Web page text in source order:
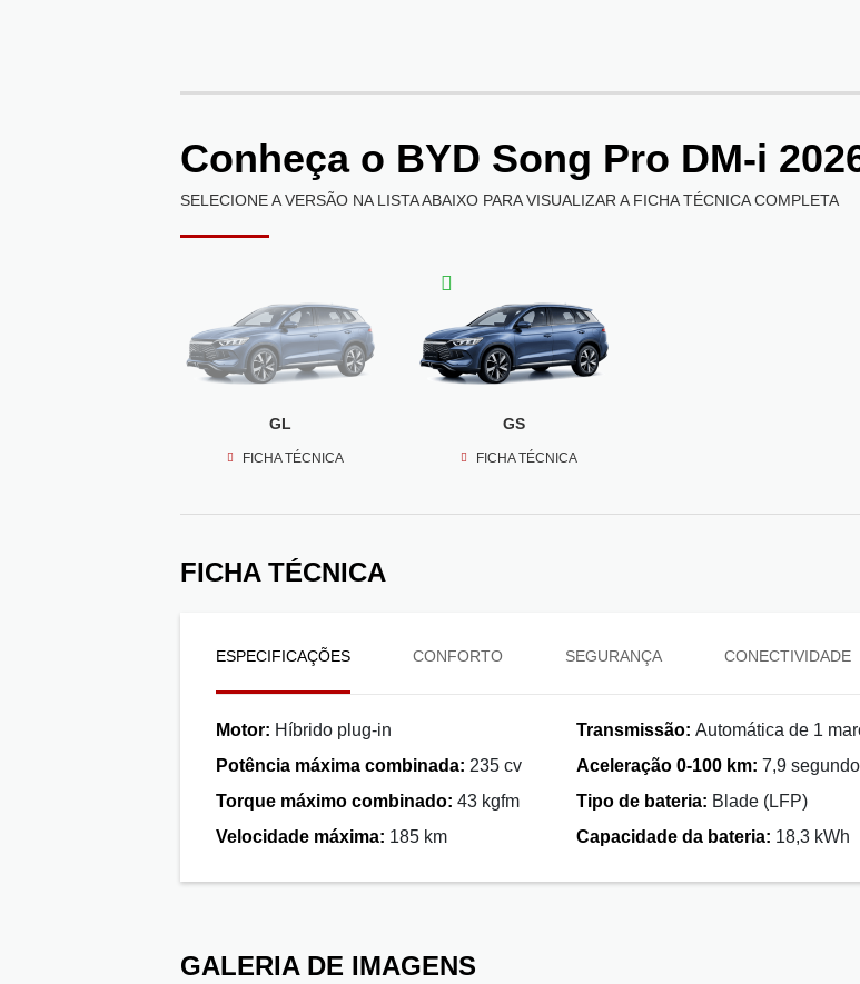
Conheça o BYD Song Pro DM-i
SELECIONE A VERSÃO NA LISTA ABAIXO PARA VISUALIZAR A FICHA TÉCNICA COMPLETA
GL
FICHA TÉCNICA
GS
FICHA TÉCNICA
FICHA TÉCNICA
ESPECIFICAÇÕES CONFORTO SEGURANÇA CONECTIVIDADE
Motor: Híbrido plug-in
Potência máxima combinada: 235 cv
Torque máximo combinado: 43 kgfm
Velocidade máxima: 185 km
Transmissão: Automática de 1
Aceleração 0-100 km: 7,9
Tipo de bateria: Blade (LFP)
Capacidade da bateria: 18,3 kWh
GALERIA DE IMAGENS